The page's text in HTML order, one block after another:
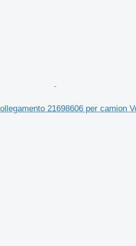
21698606 per camion